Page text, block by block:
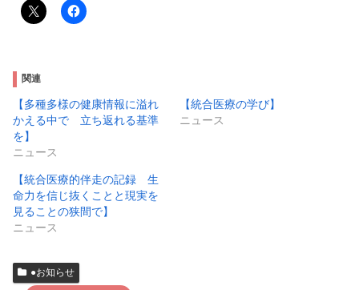
関連
【多種多様の健康情報に溢れ
かえる中で 立ち返れる基準
を】
ニュース
【統合医療の学び】
ニュース
【統合医療的伴走の記録 生
命力を信じ抜くことと現実を
見ることの狭間で】
ニュース
●お知らせ